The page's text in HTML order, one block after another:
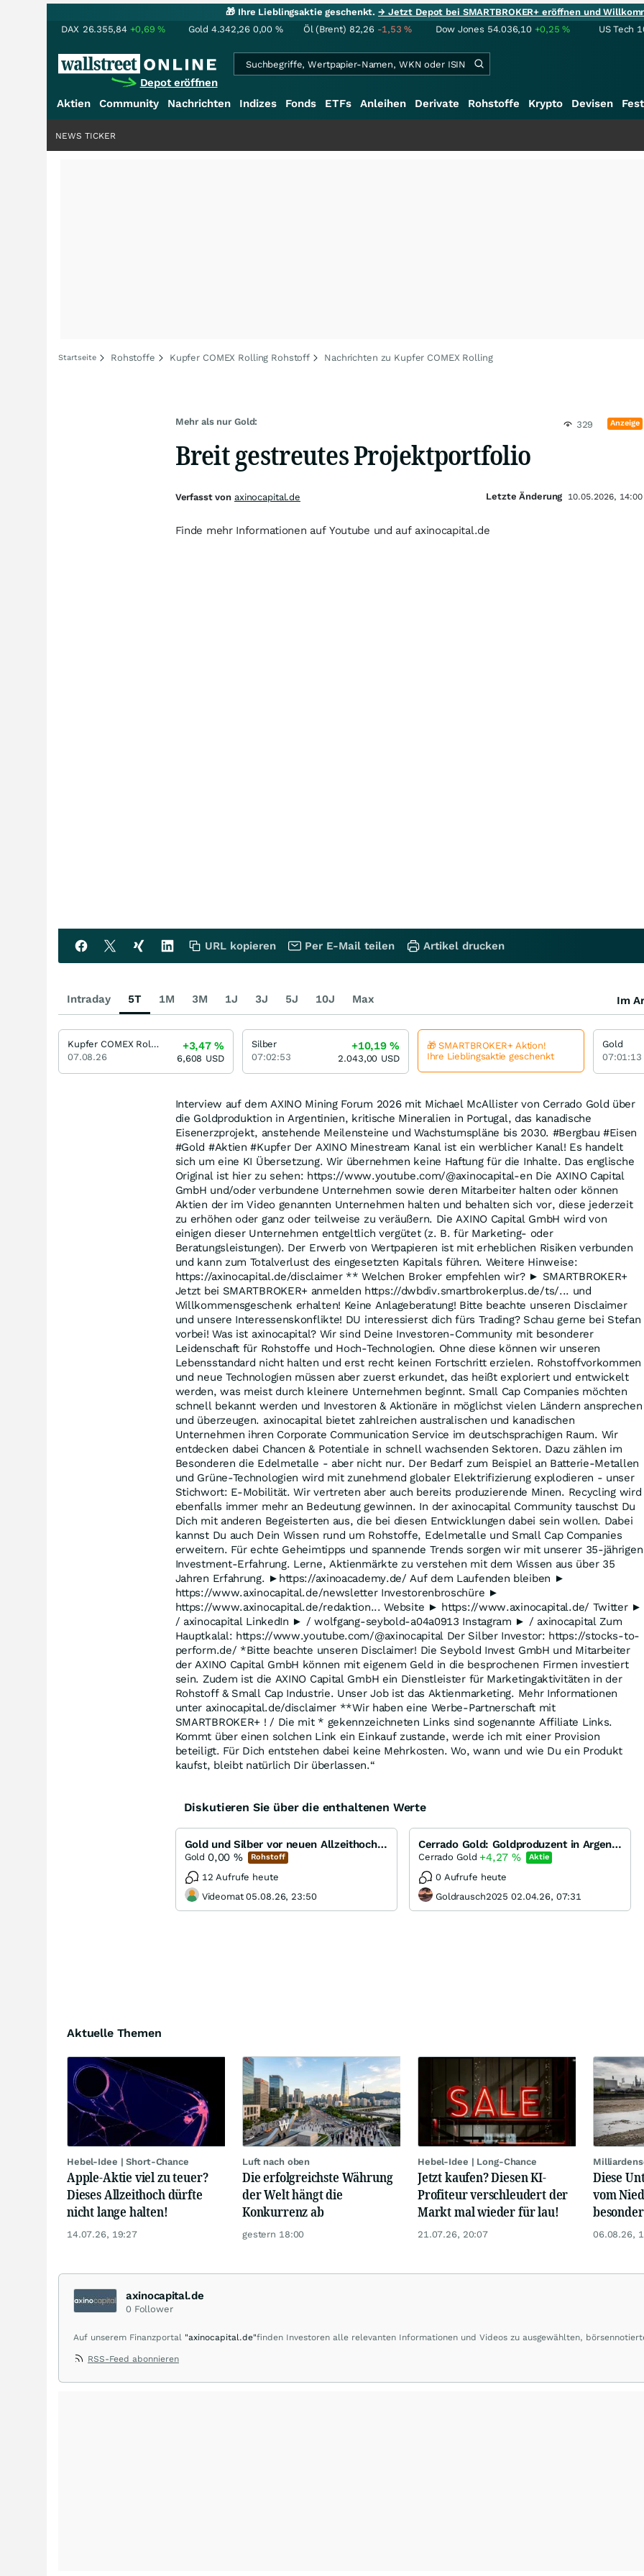
🎁 Ihre Lieblingsaktie geschenkt.→ Jetzt Depot bei SMARTBROKER+ eröffnen und
DAX 26.355,84 +0,69% Gold 4.342,26 0,00 % Öl (Brent) 82,26 -1,53% Dow Jones 54.036,10 +0,25% US Tech
Depot eröffnen
Aktien Community Nachrichten Indizes Fonds ETFs Anleihen Derivate Rohstoffe Krypto Devisen
NEWS TICKER
Startseite Rohstoffe Kupfer COMEX Rolling Rohstoff Nachrichten zu Kupfer COMEX Rolling
Mehr als nur Gold: 329 Anzeige
Breit gestreutes Projektportfolio
Finde mehr Informationen auf Youtube und auf axinocapital.de
Interview auf dem AXINO Mining Forum 2026 mit Michael McAllister von Cerrado Gold über
die Goldproduktion in Argentinien, kritische Mineralien in Portugal, das kanadische
Eisenerzprojekt, anstehende Meilensteine und Wachstumspläne bis 2030. #Bergbau #Eisen
#Gold #Aktien #Kupfer Der AXINO Minestream Kanal ist ein werblicher Kanal! Es handelt
sich um eine KI Übersetzung. Wir übernehmen keine Haftung für die Inhalte. Das englische
Original ist hier zu sehen: https://www.youtube.com/@axinocapital-en Die AXINO Capital
GmbH und/oder verbundene Unternehmen sowie deren Mitarbeiter halten oder können
Aktien der im Video genannten Unternehmen halten und behalten sich vor, diese jederzeit
zu erhöhen oder ganz oder teilweise zu veräußern. Die AXINO Capital GmbH wird von
einigen dieser Unternehmen entgeltlich vergütet (z. B. für Marketing- oder
Beratungsleistungen). Der Erwerb von Wertpapieren ist mit erheblichen Risiken verbunden
und kann zum Totalverlust des eingesetzten Kapitals führen. Weitere Hinweise:
https://axinocapital.de/disclaimer ** Welchen Broker empfehlen wir? ► SMARTBROKER+
Jetzt bei SMARTBROKER+ anmelden https://dwbdiv.smartbrokerplus.de/ts/... und
Willkommensgeschenk erhalten! Keine Anlageberatung! Bitte beachte unseren Disclaimer
und unsere Interessenskonflikte! DU interessierst dich fürs Trading? Schau gerne bei Stefan
vorbei! Was ist axinocapital? Wir sind Deine Investoren-Community mit besonderer
Leidenschaft für Rohstoffe und Hoch-Technologien. Ohne diese können wir unseren
Lebensstandard nicht halten und erst recht keinen Fortschritt erzielen. Rohstoffvorkommen
und neue Technologien müssen aber zuerst erkundet, das heißt exploriert und entwickelt
werden, was meist durch kleinere Unternehmen beginnt. Small Cap Companies möchten
schnell bekannt werden und Investoren & Aktionäre in möglichst vielen Ländern ansprechen
und überzeugen. axinocapital bietet zahlreichen australischen und kanadischen
Unternehmen ihren Corporate Communication Service im deutschsprachigen Raum. Wir
entdecken dabei Chancen & Potentiale in schnell wachsenden Sektoren. Dazu zählen im
Besonderen die Edelmetalle - aber nicht nur. Der Bedarf zum Beispiel an Batterie-Metallen
und Grüne-Technologien wird mit zunehmend globaler Elektrifizierung explodieren - unser
Stichwort: E-Mobilität. Wir vertreten aber auch bereits produzierende Minen. Recycling wird
ebenfalls immer mehr an Bedeutung gewinnen. In der axinocapital Community tauschst Du
Dich mit anderen Begeisterten aus, die bei diesen Entwicklungen dabei sein wollen. Dabei
kannst Du auch Dein Wissen rund um Rohstoffe, Edelmetalle und Small Cap Companies
erweitern. Für echte Geheimtipps und spannende Trends sorgen wir mit unserer 35-jährigen
Investment-Erfahrung. Lerne, Aktienmärkte zu verstehen mit dem Wissen aus über 35
Jahren Erfahrung. ►https://axinoacademy.de/ Auf dem Laufenden bleiben ►
https://www.axinocapital.de/newsletter Investorenbroschüre ►
https://www.axinocapital.de/redaktion... Website ► https://www.axinocapital.de/ Twitter ►
/ axinocapital LinkedIn ► / wolfgang-seybold-a04a0913 Instagram ► / axinocapital Zum
Hauptkalal: https://www.youtube.com/@axinocapital Der Silber Investor: https://stocks-to-
perform.de/ *Bitte beachte unseren Disclaimer! Die Seybold Invest GmbH und Mitarbeiter
der AXINO Capital GmbH können mit eigenem Geld in die besprochenen Firmen investiert
sein. Zudem ist die AXINO Capital GmbH ein Dienstleister für Marketingaktivitäten in der
Rohstoff & Small Cap Industrie. Unser Job ist das Aktienmarketing. Mehr Informationen
unter axinocapital.de/disclaimer **Wir haben eine Werbe-Partnerschaft mit
SMARTBROKER+ ! / Die mit * gekennzeichneten Links sind sogenannte Affiliate Links.
Kommt über einen solchen Link ein Einkauf zustande, werde ich mit einer Provision
beteiligt. Für Dich entstehen dabei keine Mehrkosten. Wo, wann und wie Du ein Produkt
kaufst, bleibt natürlich Dir überlassen.“
Diskutieren Sie über die enthaltenen Werte
Gold und Silber vor neuen Allzeithochs...
Gold 0,00 % Rohstoff
12 Aufrufe heute
Videomat 05.08.26, 23:50
Cerrado Gold: Goldproduzent in Argentinien und angehender Goldproduzent in Brasilien für 50 Mio USD
Cerrado Gold +4,27 % Aktie
0 Aufrufe heute
Goldrausch2025 02.04.26, 07:31
Aktuelle Themen
Hebel-Idee | Short-Chance
Apple-Aktie viel zu teuer?
Dieses Allzeithoch dürfte
nicht lange halten!
14.07.26, 19:27
Luft nach oben
Die erfolgreichste Währung
der Welt hängt die
Konkurrenz ab
gestern 18:00
Hebel-Idee | Long-Chance
Jetzt kaufen? Diesen KI-
Profiteur verschleudert der
Markt mal wieder für lau!
21.07.26, 20:07
Diese
vom
06.08.26,
axinocapital.de
0 Follower
Auf unserem Finanzportal "axinocapital.de"finden Investoren alle relevanten Informationen und Videos zu ausgewählten,
wachstumsstarken und erfolgsversprechenden Small Cap Companies mit Vervielfachungspotential recherchieren. Unser globales
RSS-Feed abonnieren
Verfasst von axinocapital.de Letzte Änderung 10.05.2026, 14:00
URL kopieren Per E-Mail teilen Artikel drucken
Intraday 5T 1M 3M 1J 3J 5J 10J Max Im
Kupfer COMEX Rolling
07.08.26
+3,47%
6,608 USD
Silber
07:02:53
+10,19%
2.043,00 USD
🎁 SMARTBROKER+ Aktion!
Ihre Lieblingsaktie geschenkt
Gold
07:01:13